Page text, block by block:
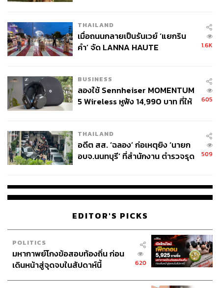
THAILAND
เมื่อถนนกลายเป็นรันเวย์ ‘แยกริน
คำ’ จัด LANNA HAUTE
1.6K
BUSINESS
ลองใช้ Sennheiser MOMENTUM
5 Wireless หูฟัง 14,990 บาท ที่ให้
605
THAILAND
อดีต สส. ‘ฉลอง’ ก่อเหตุยิง ‘นายก
อบจ.นนทบุรี’ ที่สำนักงาน ตำรวจรุด
509
EDITOR'S PICKS
POLITICS
มหากาพย์โกงข้อสอบท้องถิ่น ก่อน
เดินหน้าสู่จุดจบในสัปดาห์นี้
620